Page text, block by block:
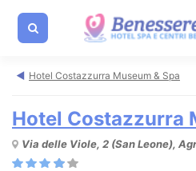
Hotel Costazzurra Museum & Spa
Hotel Costazzurra
Via delle Viole, 2 (San Leone),